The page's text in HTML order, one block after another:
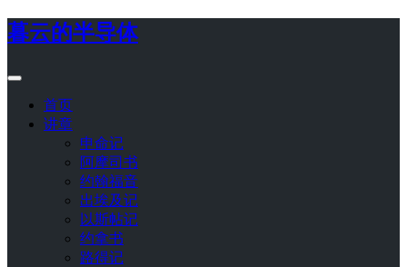
暮云的半导体
首页
讲章
申命记
阿摩司书
约翰福音
出埃及记
以斯帖记
约拿书
路得记